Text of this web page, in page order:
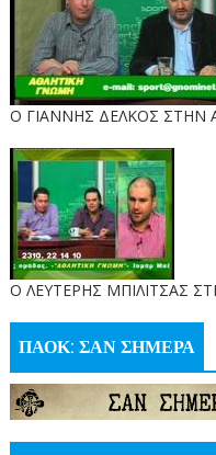
Ο ΓΙΑΝΝΗΣ ΔΕΛΚΟΣ ΣΤΗΝ
O ΛΕΥΤΕΡΗΣ ΜΠΙΛΙΤΣΑΣ
ΠΑΟΚ: ΣΑΝ ΣΗΜΕΡΑ